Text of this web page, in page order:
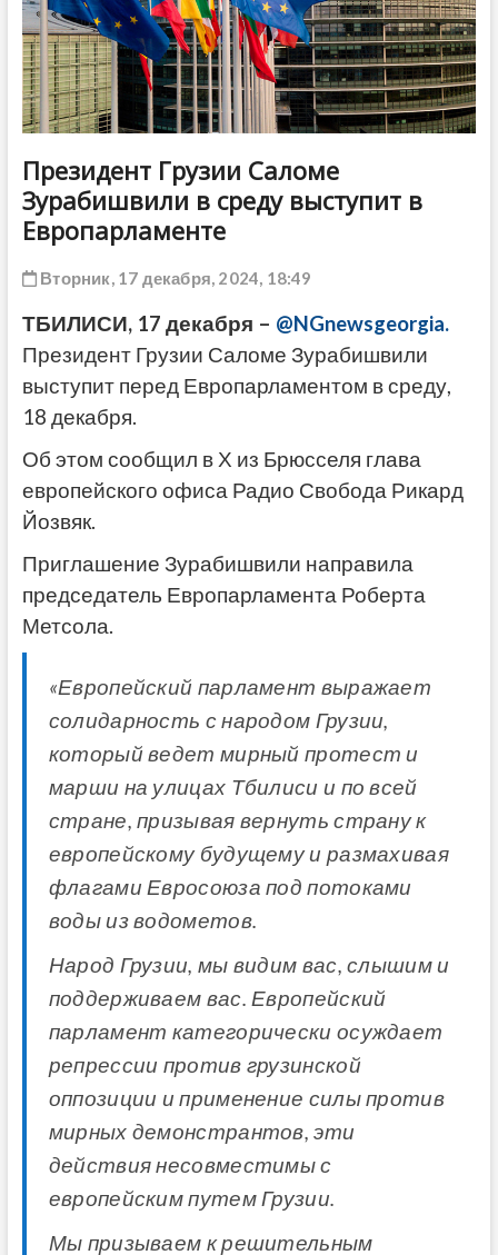
Президент Грузии Саломе
Зурабишвили в среду выступит в
Европарламенте
Вторник, 17 декабря, 2024, 18:49
ТБИЛИСИ, 17 декабря – @NGnewsgeorgia.
Президент Грузии Саломе Зурабишвили
выступит перед Европарламентом в среду,
18 декабря.
Об этом сообщил в Х из Брюсселя глава
европейского офиса Радио Свобода Рикард
Йозвяк.
Приглашение Зурабишвили направила
председатель Европарламента Роберта
Метсола.
«Европейский парламент выражает
солидарность с народом Грузии,
который ведет мирный протест и
марши на улицах Тбилиси и по всей
стране, призывая вернуть страну к
европейскому будущему и размахивая
флагами Евросоюза под потоками
воды из водометов.
Народ Грузии, мы видим вас, слышим и
поддерживаем вас. Европейский
парламент категорически осуждает
репрессии против грузинской
оппозиции и применение силы против
мирных демонстрантов, эти
действия несовместимы с
европейским путем Грузии.
Мы призываем к решительным